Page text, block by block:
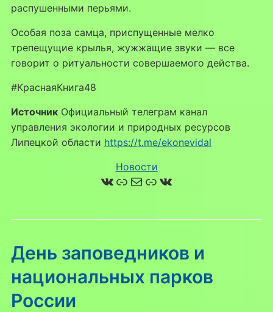
распушенными перьями.
Особая поза самца, приспущенные мелко
трепещущие крылья, жужжащие звуки — все
говорит о ритуальности совершаемого действа.
#КраснаяКнига48
ИсточникОфициальный телеграм канал
управления экологии и природных ресурсов
Липецкой области https://t.me/ekonevidal
Новости
ВКонтакте
Ссылка
Почта
Ссылка
ВКонтакте
День заповедников и
национальных парков
России